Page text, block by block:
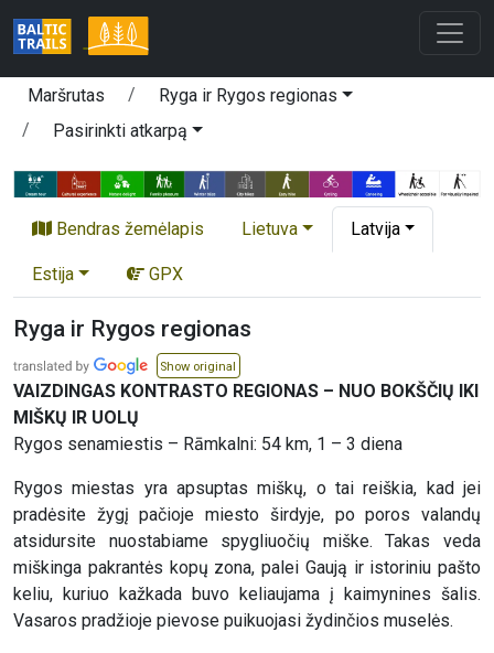
Maršrutas
Ryga ir Rygos regionas
Pasirinkti atkarpą
Bendras žemėlapis Lietuva Latvija
Estija GPX
Ryga ir Rygos regionas
Show original
VAIZDINGAS KONTRASTO REGIONAS – NUO BOKŠČIŲ IKI
MIŠKŲ IR UOLŲ
Rygos senamiestis – Rāmkalni: 54 km, 1 – 3 diena
Rygos miestas yra apsuptas miškų, o tai reiškia, kad jei
pradėsite žygį pačioje miesto širdyje, po poros valandų
atsidursite nuostabiame spygliuočių miške. Takas veda
miškinga pakrantės kopų zona, palei Gaują ir istoriniu pašto
keliu, kuriuo kažkada buvo keliaujama į kaimynines šalis.
Vasaros pradžioje pievose puikuojasi žydinčios muselės.